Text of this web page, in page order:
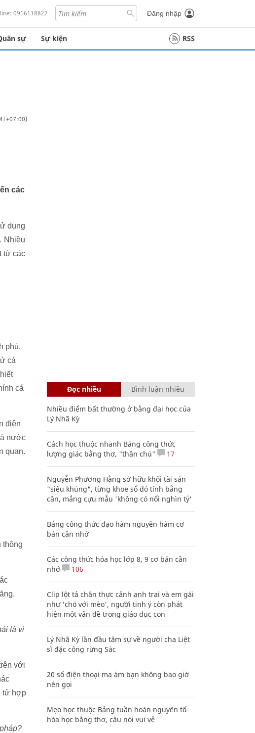
0916118822 Đăng nhập
sự Sự kiện RSS
các
dụng
Nhiều
từ các
phủ.
cá
cá
điện
nước
quan.
thông
là vi
với
tử hợp
Đọc nhiều Bình luận nhiều
Nhiều điểm bất thường ở bằng đại học của
Lý Nhã Kỳ
Cách học thuộc nhanh Bảng công thức
lượng giác bằng thơ, "thần chú"
17
Nguyễn Phương Hằng sở hữu khối tài sản
"siêu khủng", từng khoe sổ đỏ tính bằng
cân, mắng cựu mẫu 'không có nổi nghìn tỷ'
Bảng công thức đạo hàm nguyên hàm cơ
bản cần nhớ
Các công thức hóa học lớp 8, 9 cơ bản cần
nhớ
106
Clip lột tả chân thực cảnh anh trai và em gái
như 'chó với mèo', người tinh ý còn phát
hiện một vấn đề trong giáo dục con
Lý Nhã Kỳ lần đầu tâm sự về người cha Liệt
sĩ đặc công rừng Sác
20 số điện thoại ma ám bạn không bao giờ
nên gọi
Mẹo học thuộc Bảng tuần hoàn nguyên tố
hóa học bằng thơ, câu nói vui vẻ